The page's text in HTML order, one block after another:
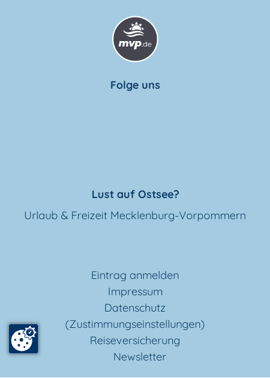
Folge uns
Lust auf Ostsee?
Urlaub & Freizeit Mecklenburg-Vorpommern
Eintrag anmelden
Impressum
Datenschutz
(Zustimmungseinstellungen)
Reiseversicherung
Newsletter